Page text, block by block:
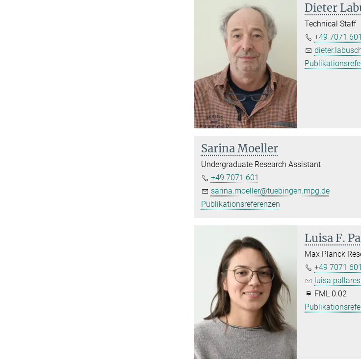
Dieter
Technical Staff
+49 7071
Sarina Moeller
Undergraduate Research Assistant
+49 7071 601
sarina.moeller@tuebingen.mpg.de
Publikationsreferenzen
Luisa F.
Max Planck
+49 7071
FML 0.02